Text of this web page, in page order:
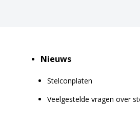
Nieuws
Stelconplaten
Veelgestelde vragen over